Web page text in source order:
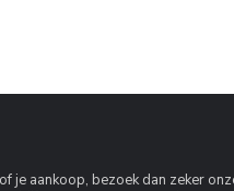
je aankoop, bezoek dan zeker